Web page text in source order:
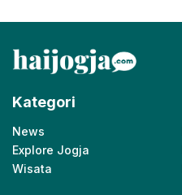
Kategori
News
Explore Jogja
Wisata